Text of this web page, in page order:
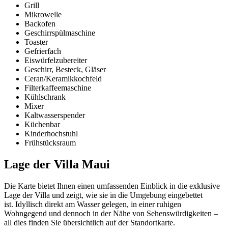
Grill
Mikrowelle
Backofen
Geschirrspülmaschine
Toaster
Gefrierfach
Eiswürfelzubereiter
Geschirr, Besteck, Gläser
Ceran/Keramikkochfeld
Filterkaffeemaschine
Kühlschrank
Mixer
Kaltwasserspender
Küchenbar
Kinderhochstuhl
Frühstücksraum
Lage der Villa Maui
Die Karte bietet Ihnen einen umfassenden Einblick in die exklusive
Lage der Villa und zeigt, wie sie in die Umgebung eingebettet
ist. Idyllisch direkt am Wasser gelegen, in einer ruhigen
Wohngegend und dennoch in der Nähe von Sehenswürdigkeiten –
all dies finden Sie übersichtlich auf der Standortkarte.